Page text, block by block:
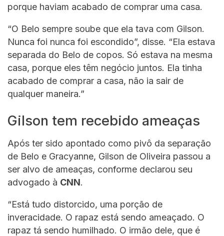
porque haviam acabado de comprar uma casa.
“O Belo sempre soube que ela tava com Gilson.
Nunca foi nunca foi escondido”, disse. “Ela estava
separada do Belo de copos. Só estava na mesma
casa, porque eles têm negócio juntos. Ela tinha
acabado de comprar a casa, não ia sair de
qualquer maneira.”
Gilson tem recebido ameaças
Após ter sido apontado como pivô da separação
de Belo e Gracyanne, Gilson de Oliveira passou a
ser alvo de ameaças, conforme declarou seu
advogado à CNN.
“Está tudo distorcido, uma porção de
inveracidade. O rapaz está sendo ameaçado. O
rapaz tá sendo humilhado. O irmão dele, que é